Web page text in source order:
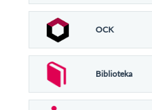
OCK
Biblioteka